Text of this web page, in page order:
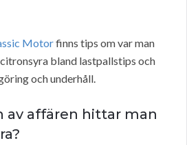
Motorfinns tips om var man
bland lastpallstips och
och underhåll.
av affären hittar man